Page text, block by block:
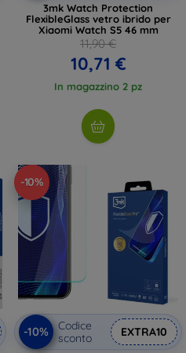
3mk Watch Protection
FlexibleGlass vetro ibrido per
Xiaomi Watch S5 46 mm
11,90 €
10,71 €
In magazzino 2 pz
-10%
-10%
Codice
sconto
EXTRA10